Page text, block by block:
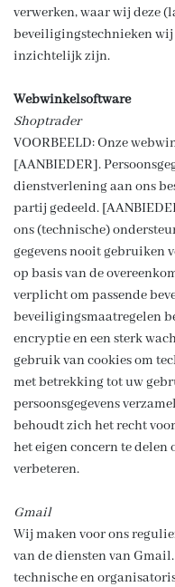
verwerken, waar wij deze
beveiligingstechnieken wij
inzichtelijk zijn.
Webwinkelsoftware
Shoptrader
VOORBEELD: Onze
[AANBIEDER].
dienstverlening aan ons
partij gedeeld.
ons (technische)
gegevens nooit gebruiken
op basis van de
verplicht om passende
beveiligingsmaatregelen
encryptie en een sterk
gebruik van cookies om
met betrekking tot uw
persoonsgegevens
behoudt zich het recht
het eigen concern te
verbeteren.
Gmail
Wij maken voor ons
van de diensten van
technische en